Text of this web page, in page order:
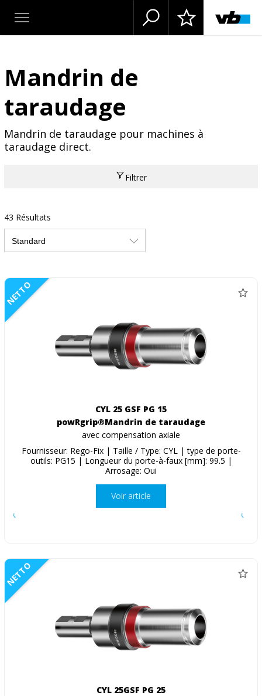
Mandrin de
taraudage
Mandrin de taraudage pour machines à
taraudage direct.
Filtrer
43 Résultats
NETTO
CYL 25 GSF PG 15
powRgrip®Mandrin de taraudage
avec compensation axiale
Fournisseur: Rego-Fix | Taille / Type: CYL | type de porte-
outils: PG15 | Longueur du porte-à-faux [mm]: 99.5 |
Arrosage: Oui
Voir article
NETTO
CYL 25GSF PG 25